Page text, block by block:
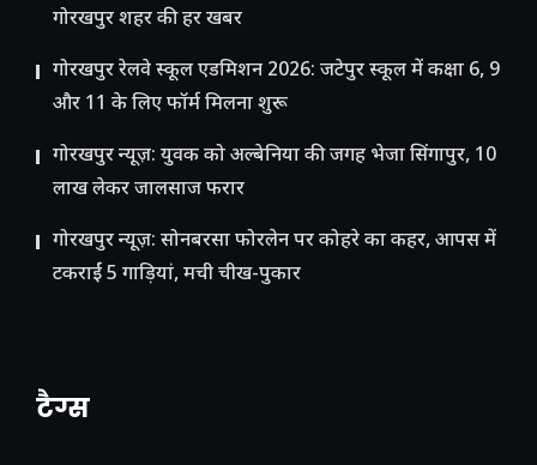
गोरखपुर शहर की हर खबर
गोरखपुर रेलवे स्कूल एडमिशन 2026: जटेपुर स्कूल में कक्षा 6, 9
और 11 के लिए फॉर्म मिलना शुरू
गोरखपुर न्यूज़: युवक को अल्बेनिया की जगह भेजा सिंगापुर, 10
लाख लेकर जालसाज फरार
गोरखपुर न्यूज़: सोनबरसा फोरलेन पर कोहरे का कहर, आपस में
टकराईं 5 गाड़ियां, मची चीख-पुकार
टैग्स